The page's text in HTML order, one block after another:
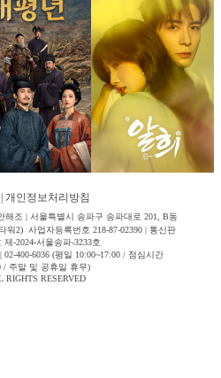
개인정보처리방침
해조 | 서울특별시 송파구 송파대로 201, B동
워2) 사업자등록번호 218-87-02390 | 통신판
-2024-서울송파-3233호
02-400-6036 (평일 10:00~17:00 / 점심시간
/ 주말 및 공휴일 휴무)
RIGHTS RESERVED